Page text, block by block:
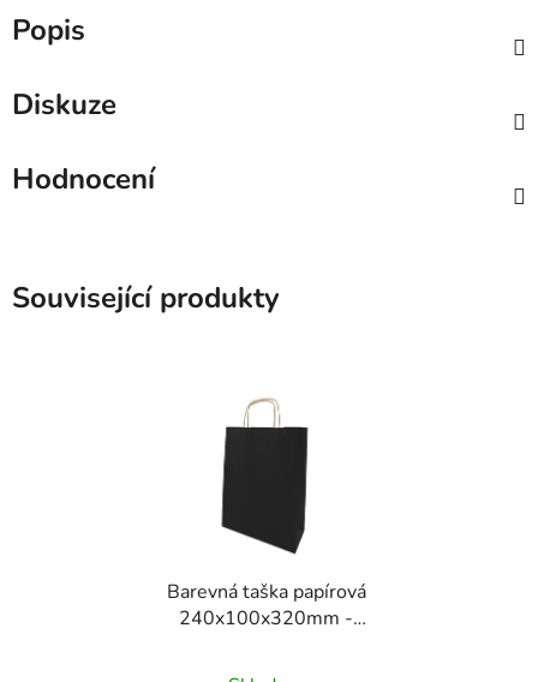
Popis
Diskuze
Hodnocení
Související produkty
Barevná taška papírová
240x100x320mm -